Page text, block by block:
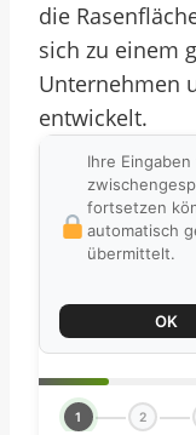
die
sich zu einem
Unternehmen
entwickelt.
Ihre
fortsetzen
automatisch
übermittelt.
OK
1 2